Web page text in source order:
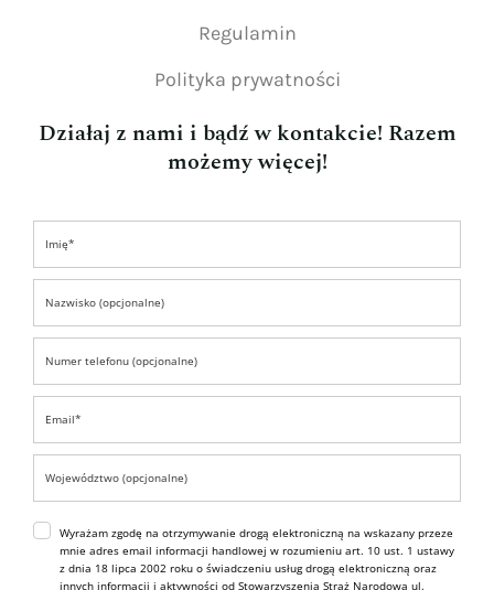
Regulamin
Polityka prywatności
Działaj z nami i bądź w kontakcie! Razem
możemy więcej!
Wyrażam zgodę na otrzymywanie drogą elektroniczną na wskazany przeze
mnie adres email informacji handlowej w rozumieniu art. 10 ust. 1 ustawy
z dnia 18 lipca 2002 roku o świadczeniu usług drogą elektroniczną oraz
innych informacji i aktywności od Stowarzyszenia Straż Narodowa ul.